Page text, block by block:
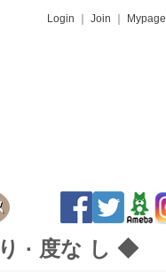
Login Join Mypage
· 度な し ◆